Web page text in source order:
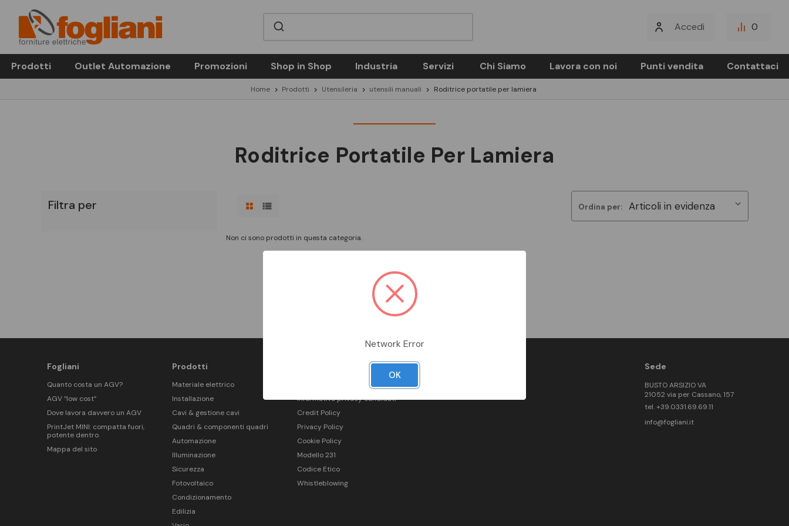
Accedi 0
Prodotti Outlet Automazione Promozioni Shop in Shop Industria Servizi Chi Siamo Lavora con noi Punti vendita Contattaci
Home Prodotti Utensileria utensili manuali Roditrice portatile per lamiera
Roditrice Portatile Per Lamiera
Filtra per Ordina per:
Non ci sono prodotti in questa categoria.
Fogliani
Quanto costa un AGV?
AGV “low cost”
Dove lavora davvero un AGV
PrintJet MINI: compatta fuori,
potente dentro.
Mappa del sito
Prodotti
Materiale elettrico
Installazione
Cavi & gestione cavi
Quadri & componenti quadri
Automazione
Illuminazione
Sicurezza
Fotovoltaico
Condizionamento
Edilizia
Informazioni legali
Condizioni generali di vendita
Informativa privacy candidati
Credit Policy
Privacy Policy
Cookie Policy
Modello 231
Codice Etico
Whistleblowing
Sede
BUSTO ARSIZIO VA
21052 via per Cassano, 157
tel. +39.0331.69.69.11
info@fogliani.it
Network Error
OK